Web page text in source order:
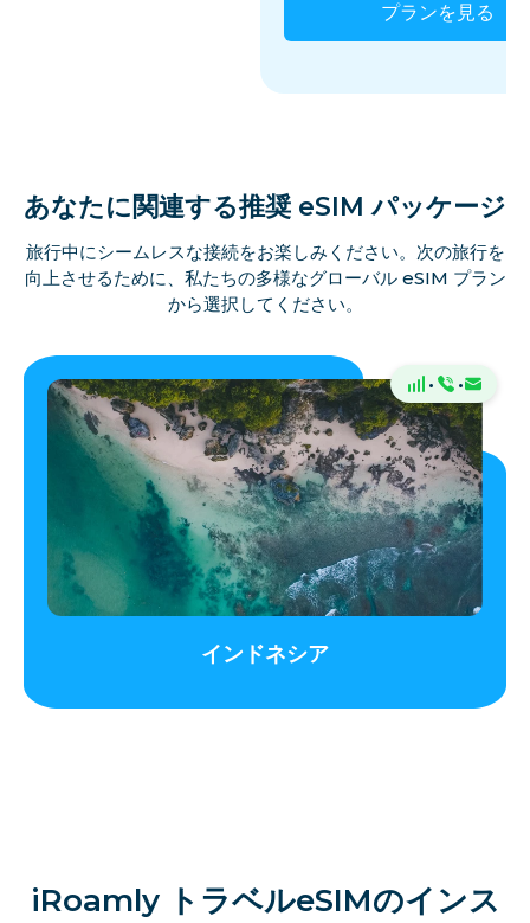
プランを見る
あなたに関連する推奨 eSIM パッケージ
旅行中にシームレスな接続をお楽しみください。次の旅行を
向上させるために、私たちの多様なグローバル eSIM プラン
から選択してください。
· ·
インドネシア
iRoamly トラベルeSIMのインス